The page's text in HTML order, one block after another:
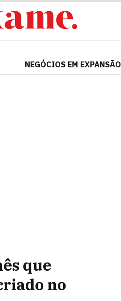
NEGÓCIOS EM EXPANSÃO
que
no